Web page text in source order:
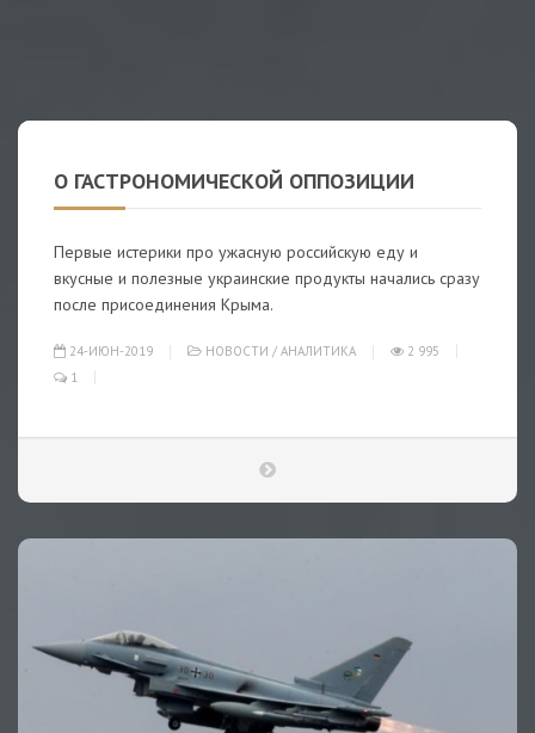
О ГАСТРОНОМИЧЕСКОЙ ОППОЗИЦИИ
Первые истерики про ужасную российскую еду и
вкусные и полезные украинские продукты начались сразу
после присоединения Крыма.
24-ИЮН-2019 НОВОСТИ / АНАЛИТИКА
2 995
1